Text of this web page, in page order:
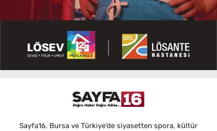
Sayfa16, Bursa ve Türkiye'de siyasetten spora, kültür